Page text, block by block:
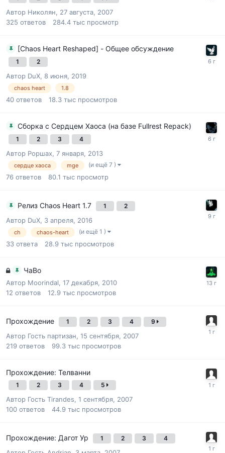
Автор Николян, 27 августа, 2007
325 ответов 284.4 тыс просмотр
[Chaos Heart Reshaped] - Общее обсуждение
1 2
Автор DuX, 8 июня, 2019
chaos heart 1.8
40 ответов 18.3 тыс просмотров
Сборка с Сердцем Хаоса (на базе Fullrest Repack)
1 2 3 4
Автор Роршах, 7 января, 2013
сердце хаоса mge (и ещё 7 )
76 ответов 80.1 тыс просмотр
Релиз Chaos Heart 1.7 1 2
Автор DuX, 3 апреля, 2016
ch chaos-heart (и ещё 1 )
33 ответа 28.9 тыс просмотров
ЧаВо
Автор Moorindal, 17 декабря, 2010
12 ответов 12.9 тыс просмотров
Прохождение 1 2 3 4 9
Автор Гость партизан, 15 сентября, 2007
219 ответов 99.3 тыс просмотров
Прохождение: Телванни
1 2 3 4 5
Автор Гость Tirandes, 1 сентября, 2007
100 ответов 44.9 тыс просмотров
Прохождение: Дагот Ур 1 2 3 4